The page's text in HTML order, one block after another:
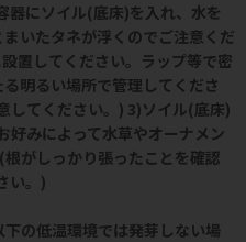
器にソイル(底床)を入れ、水を
いたタネが浮くのでご注意くだ
置してください。ラップ等で密
明るい場所で管理してくださ
してください。) 3)ソイル(底床)
好みによって水草やオーナメン
がしっかり張ったことを確認
い。)
の低温環境では発芽しない場